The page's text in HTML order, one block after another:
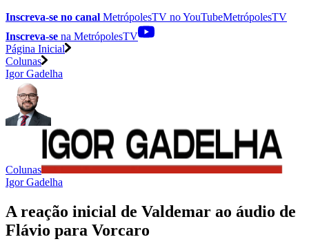
Inscreva-se no canal MetrópolesTV noYouTubeMetrópolesTV
Inscreva-se na MetrópolesTV
Página Inicial
Colunas
Igor Gadelha
Colunas
Igor Gadelha
A reação inicial de Valdemar ao áudio de
Flávio para Vorcaro